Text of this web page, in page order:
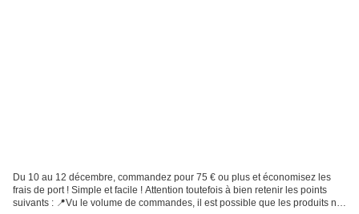
Du 10 au 12 décembre, commandez pour 75 € ou plus et économisez les
frais de port ! Simple et facile ! Attention toutefois à bien retenir les points
suivants : 📍Vu le volume de commandes, il est possible que les produits ne